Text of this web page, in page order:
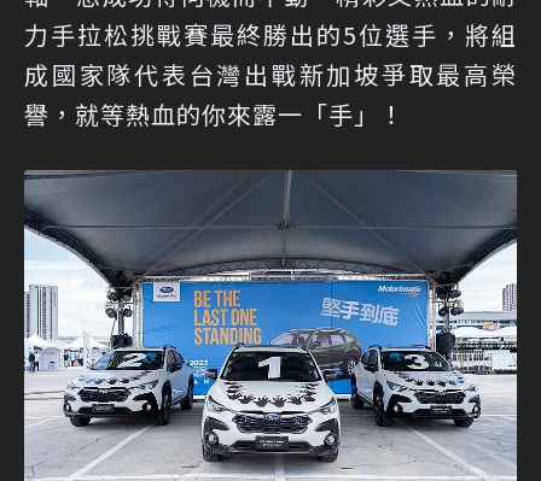
力手拉松挑戰賽最終勝出的5位選手，將組
成國家隊代表台灣出戰新加坡爭取最高榮
譽，就等熱血的你來露一「手」！